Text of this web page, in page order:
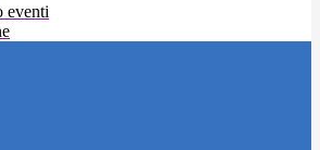
eventi